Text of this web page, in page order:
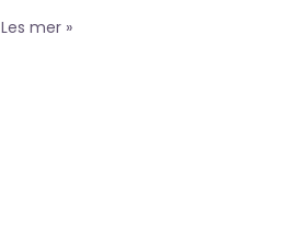
Les mer »